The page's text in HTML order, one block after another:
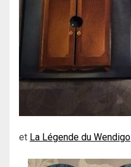
et La Légende du Wendigo